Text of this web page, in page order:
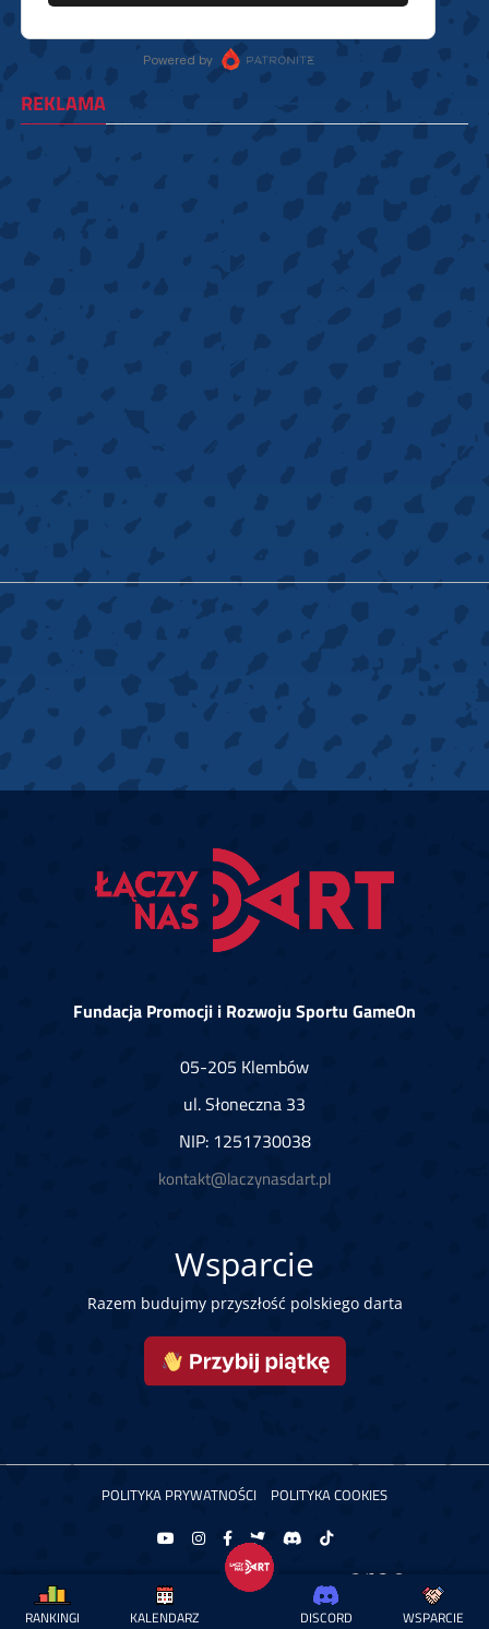
REKLAMA
Fundacja Promocji i Rozwoju Sportu GameOn
05-205 Klembów
ul. Słoneczna 33
NIP: 1251730038
kontakt@laczynasdart.pl
Wsparcie
Razem budujmy przyszłość polskiego darta
POLITYKA PRYWATNOŚCI POLITYKA COOKIES
Copyright © 2026 Łączy Nas Dart. Powered by
RANKINGI KALENDARZ DISCORD WSPARCIE